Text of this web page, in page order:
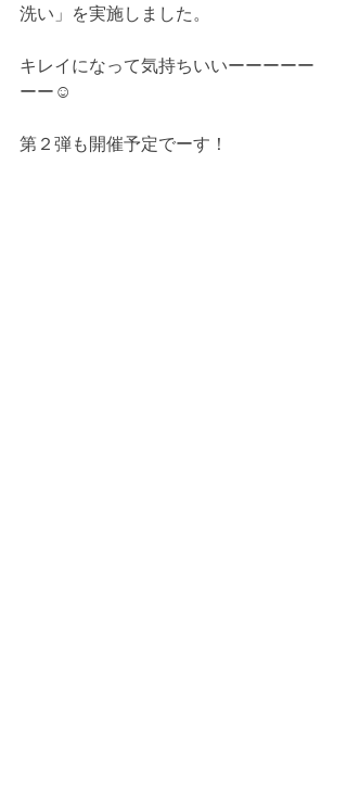
洗い」を実施しました。
キレイになって気持ちいいーーーーー
ーー☺
第２弾も開催予定でーす！